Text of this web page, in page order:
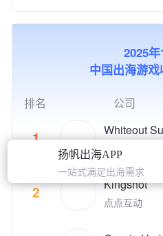
扬帆出海APP
一站式满足出海需求
球合作伙伴
协同、共荣
用户创造高品
度游戏，目
平台游戏，
供极致的娱乐
m》、《
nscapes
冰传奇》、
《火枪纪元
隶属于上市
世纪华通是
游戏公司。
球游戏市场积
自主研发领域的
网易正在运
00余款。自
版》、《大
《逆水寒》、
游、《大话
幽魂》手游
土之滨》、
野行动》、
五人格》、
水寒》手游、
2025年
中国出海游
排名 公司
1 Whiteout
点点互动
2 Kingshot
点点互动